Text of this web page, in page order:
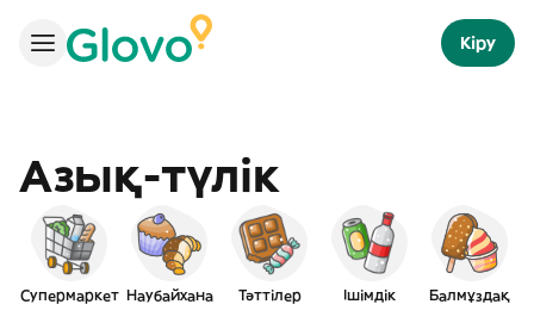
Кіру
Азық-түлік
Супермаркет Наубайхана Тәттілер Ішімдік Балмұздақ